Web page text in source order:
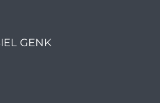
GENK